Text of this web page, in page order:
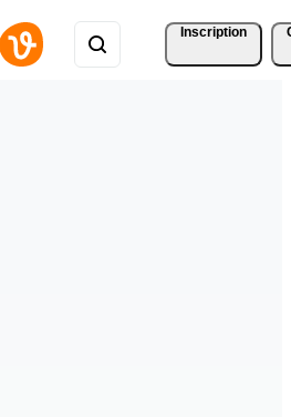
Inscription